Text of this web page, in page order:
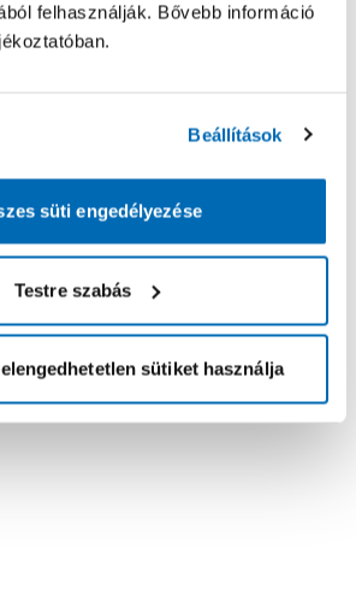
felhasználják. Bővebb információ
Beállítások
süti engedélyezése
Testre szabás
sütiket használja